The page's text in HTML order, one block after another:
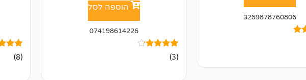
3269878760806
הוספה לסל
074198614226
מדורגים
4.00
3(3)
מדורגים
3.50
8(8)